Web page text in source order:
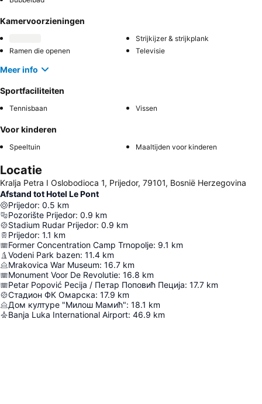
Kamervoorzieningen
Strijkijzer & strijkplank
Ramen die openen
Televisie
Meer info
Sportfaciliteiten
Tennisbaan Vissen
Voor kinderen
Speeltuin Maaltijden voor kinderen
Locatie
Kralja Petra I Oslobodioca 1, Prijedor, 79101, Bosnië Herzegovina
Afstand tot Hotel Le Pont
Prijedor: 0.5 km
Pozorište Prijedor: 0.9 km
Stadium Rudar Prijedor: 0.9 km
Prijedor: 1.1 km
Former Concentration Camp Trnopolje: 9.1 km
Vodeni Park bazen: 11.4 km
Mrakovica War Museum: 16.7 km
Monument Voor De Revolutie: 16.8 km
Petar Popović Pecija / Петар Поповић Пеција: 17.7 km
Стадион ФК Омарска: 17.9 km
Дом културе "Милош Мамић": 18.1 km
Banja Luka International Airport: 46.9 km